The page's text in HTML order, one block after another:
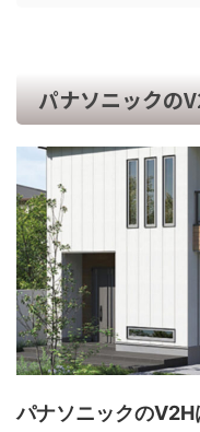
パナソニックの
パナソニックの